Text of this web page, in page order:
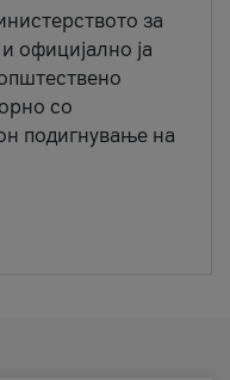
за
официјално ја
со
подигнување на